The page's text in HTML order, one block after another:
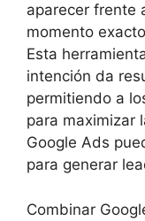
aparecer frente
momento
Esta
intención da
permitiendo a
para maximizar
Google Ads
para generar
Combinar